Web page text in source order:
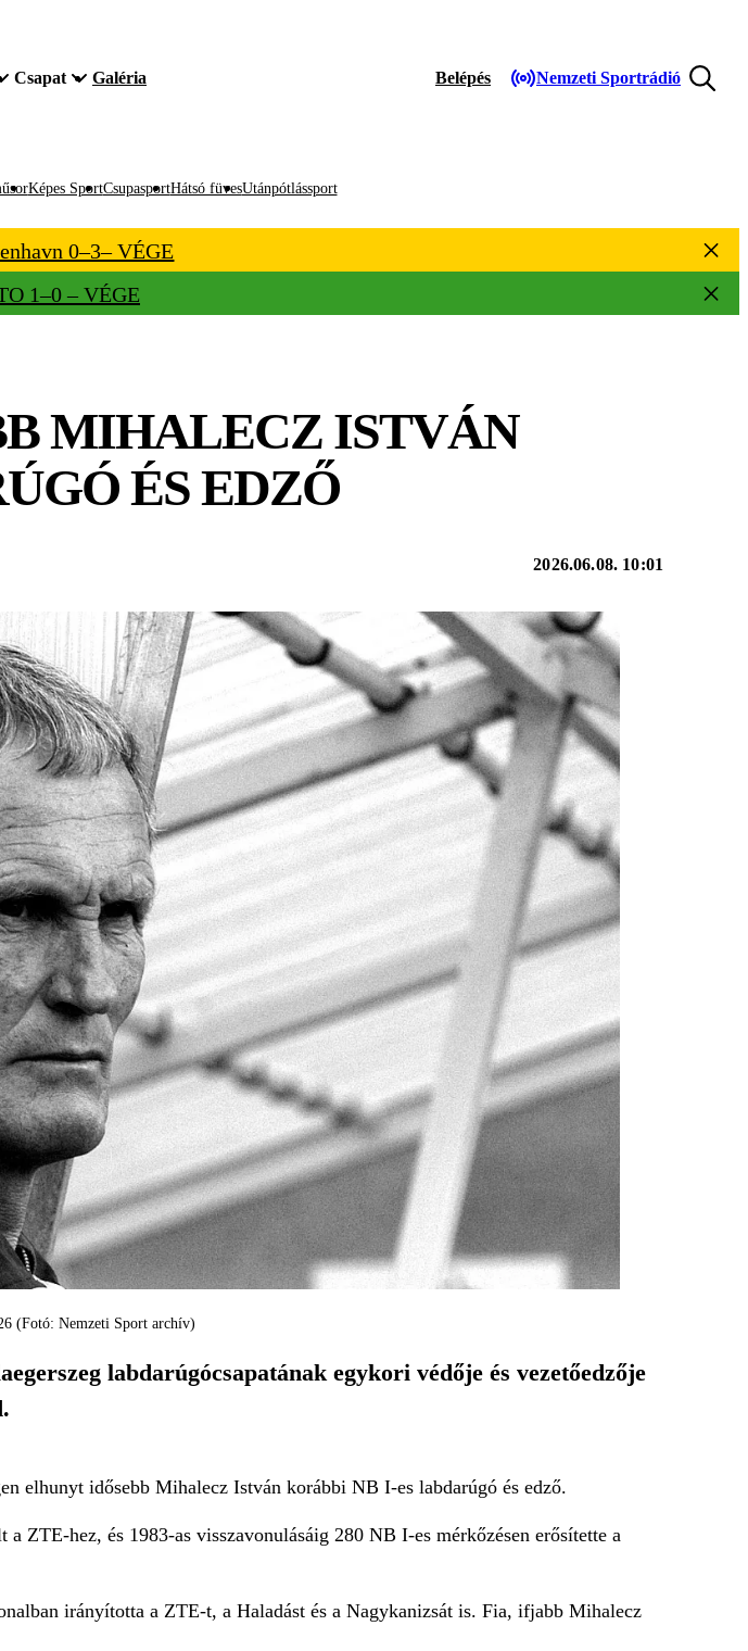
Csapat Galéria Belépés Nemzeti Sportrádió
Képes SportCsupasportHátsó füvesUtánpótlássport
0–3– VÉGE
1–0 – VÉGE
MIHALECZ ISTVÁN
ÉS EDZŐ
2026.06.08. 10:01
(Fotó: Nemzeti Sport archív)
labdarúgócsapatának egykori védője és vezetőedzője
elhunyt idősebb Mihalecz István korábbi NB I-es labdarúgó és edző.
ZTE-hez, és 1983-as visszavonulásáig 280 NB I-es mérkőzésen erősítette a
irányította a ZTE-t, a Haladást és a Nagykanizsát is. Fia, ifjabb Mihalecz